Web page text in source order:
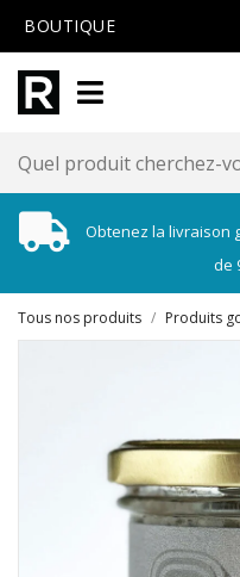
BOUTIQUE
Obtenez la livraison
de
Tous nos produits / Produits